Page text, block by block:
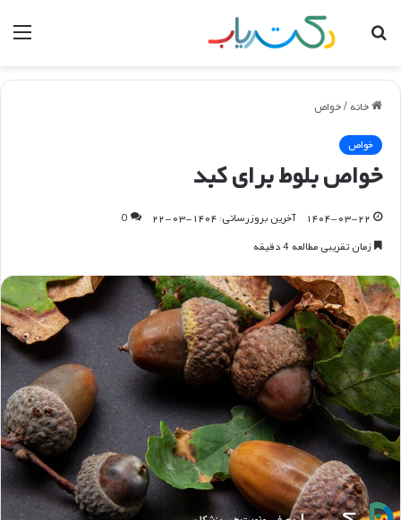
جستجو
خانه /خواص
خواص
خواص بلوط برای کبد
۱۴۰۴-۰۳-۲۲ آخرین بروزرسانی: ۱۴۰۴-۰۳-۲۲
0
زمان تقریبی مطالعه 4 دقیقه